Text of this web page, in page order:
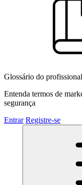
Glossário do
Entenda termos de
segurança
Entrar Registre-se